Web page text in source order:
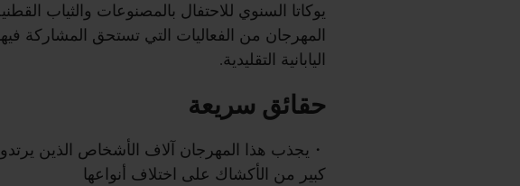
يوكاتا السنوي للاحتفال بالمصنوعات والثياب
المهرجان من الفعاليات التي تستحق المشاركة
اليابانية التقليدية.
حقائق سريعة
يجذب هذا المهرجان آلاف الأشخاص الذين
كبير من الأكشاك على اختلاف أنواعها